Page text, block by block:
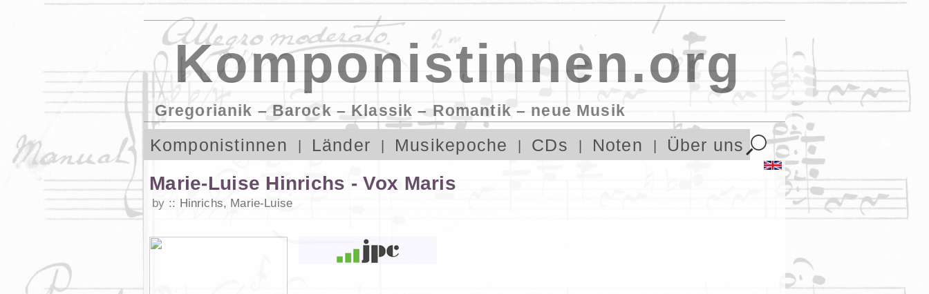
Komponistinnen.org
Gregorianik – Barock – Klassik – Romantik – neue Musik
Komponistinnen Länder Musikepoche CDs Noten Über uns
Marie-Luise Hinrichs - Vox Maris
by Hinrichs, Marie-Luise